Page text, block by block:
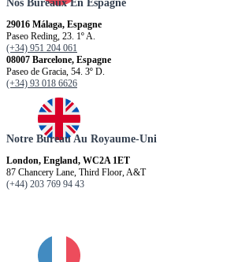
Nos Bureaux En Espagne
29016 Málaga, Espagne
Paseo Reding, 23. 1º A.
(+34) 951 204 061
08007 Barcelone, Espagne
Paseo de Gracia, 54. 3º D.
(+34) 93 018 6626
Notre Bureau Au Royaume-Uni
London, England, WC2A 1ET
87 Chancery Lane, Third Floor, A&T
(+44) 203 769 94 43